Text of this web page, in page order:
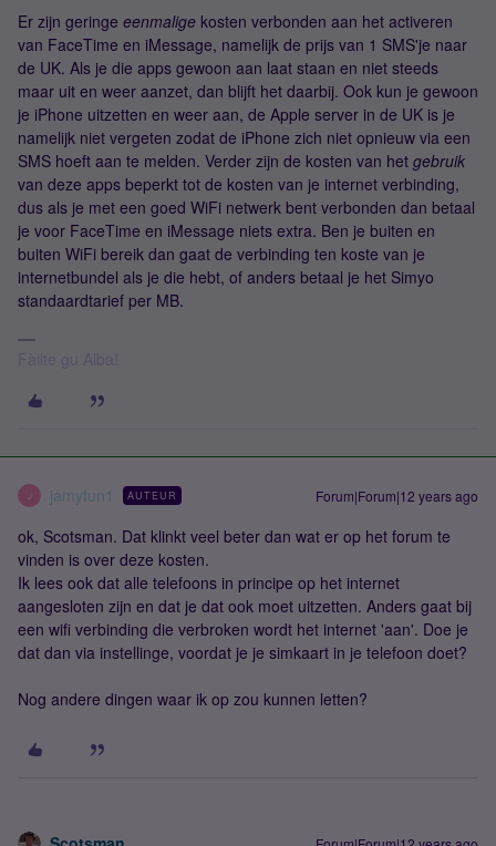
Er zijn geringe eenmalige kosten verbonden aan het activeren
van FaceTime en iMessage, namelijk de prijs van 1 SMS'je naar
de UK. Als je die apps gewoon aan laat staan en niet steeds
maar uit en weer aanzet, dan blijft het daarbij. Ook kun je gewoon
je iPhone uitzetten en weer aan, de Apple server in de UK is je
namelijk niet vergeten zodat de iPhone zich niet opnieuw via een
SMS hoeft aan te melden. Verder zijn de kosten van het gebruik
van deze apps beperkt tot de kosten van je internet verbinding,
dus als je met een goed WiFi netwerk bent verbonden dan betaal
je voor FaceTime en iMessage niets extra. Ben je buiten en
buiten WiFi bereik dan gaat de verbinding ten koste van je
internetbundel als je die hebt, of anders betaal je het Simyo
standaardtarief per MB.
J jamyfun1 AUTEUR Forum|Forum|12 years ago
ok, Scotsman. Dat klinkt veel beter dan wat er op het forum te
vinden is over deze kosten.
Ik lees ook dat alle telefoons in principe op het internet
aangesloten zijn en dat je dat ook moet uitzetten. Anders gaat bij
een wifi verbinding die verbroken wordt het internet 'aan'. Doe je
dat dan via instellinge, voordat je je simkaart in je telefoon doet?
Nog andere dingen waar ik op zou kunnen letten?